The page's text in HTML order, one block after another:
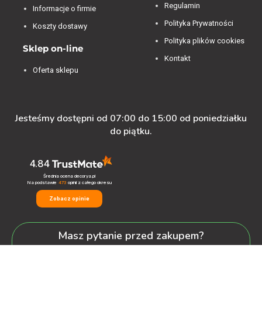
Informacje o firmie
Koszty dostawy
Sklep on-line
Oferta sklepu
Regulamin
Polityka Prywatności
Polityka plików cookies
Kontakt
Jesteśmy dostępni od 07:00 do 15:00 od poniedziałku
do piątku.
4.84
Średnia ocena decorya.pl
Na podstawie 473 opinii z całego okresu
Zobacz opinie
Masz pytanie przed zakupem?